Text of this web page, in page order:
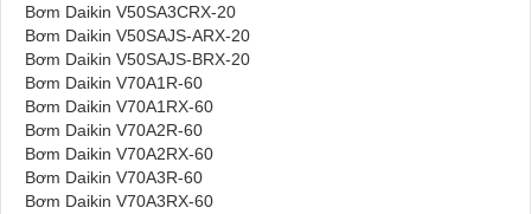
Bơm Daikin V50SA3CRX-20
Bơm Daikin V50SAJS-ARX-20
Bơm Daikin V50SAJS-BRX-20
Bơm Daikin V70A1R-60
Bơm Daikin V70A1RX-60
Bơm Daikin V70A2R-60
Bơm Daikin V70A2RX-60
Bơm Daikin V70A3R-60
Bơm Daikin V70A3RX-60